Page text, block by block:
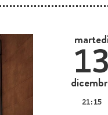
13
21:15